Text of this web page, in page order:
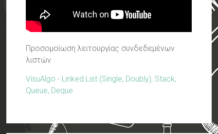
Προσομοίωση λειτουργίας συνδεδεμένων
λιστών
VisuAlgo - Linked List (Single, Doubly), Stack,
Queue, Deque